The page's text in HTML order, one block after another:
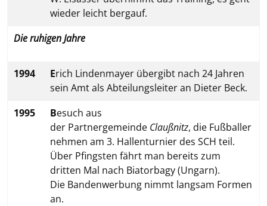
wieder leicht bergauf.
Die ruhigen Jahre
1994 Erich Lindenmayer übergibt nach 24 Jahren
sein Amt als Abteilungsleiter an Dieter Beck.
1995
Besuch aus
der Partnergemeinde Claußnitz, die Fußballer
nehmen am 3. Hallenturnier des SCH teil.
Über Pfingsten fährt man bereits zum
dritten Mal nach Biatorbagy (Ungarn).
Die Bandenwerbung nimmt langsam Formen
an.